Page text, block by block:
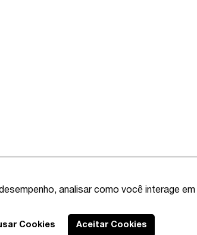
analisar como você interage
Cookies Aceitar Cookies